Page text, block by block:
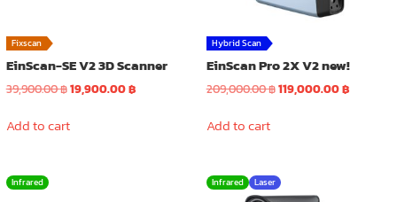
Fixscan
EinScan-SE V2 3D Scanner
39,900.00฿Original
was:
19,900.00฿Current
Add to cart
Hybrid Scan
EinScan Pro 2X V2 new!
209,000.00฿Original
119,000.00฿Current
Add to cart
Infrared Infrared Laser